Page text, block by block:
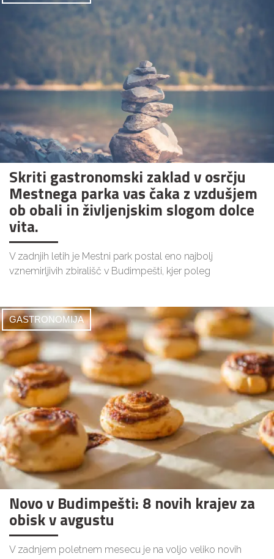
Skriti gastronomski zaklad v osrčju
Mestnega parka vas čaka z vzdušjem
ob obali in življenjskim slogom dolce
vita.
V zadnjih letih je Mestni park postal eno najbolj
vznemirljivih zbirališč v Budimpešti, kjer poleg
GASTRONOMIJA
Novo v Budimpešti: 8 novih krajev za
obisk v avgustu
V zadnjem poletnem mesecu je na voljo veliko novih